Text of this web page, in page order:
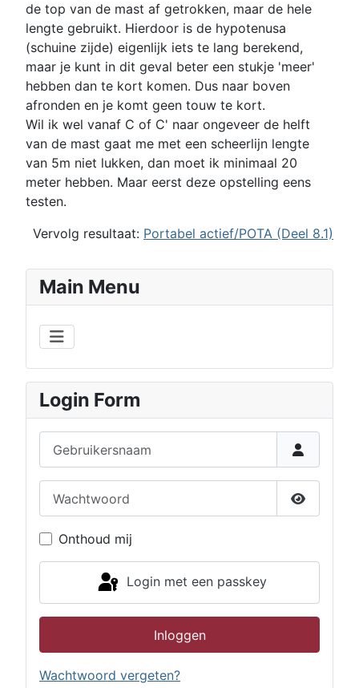
Main Menu
Login Form
Toon
Onthoud mij
Login met een passkey
Inloggen
Wachtwoord vergeten?
de top van de mast af getrokken, maar de hele
lengte gebruikt. Hierdoor is de hypotenusa
(schuine zijde) eigenlijk iets te lang berekend,
maar je kunt in dit geval beter een stukje 'meer'
hebben dan te kort komen. Dus naar boven
afronden en je komt geen touw te kort.
Wil ik wel vanaf C of C' naar ongeveer de helft
van de mast gaat me met een scheerlijn lengte
van 5m niet lukken, dan moet ik minimaal 20
meter hebben. Maar eerst deze opstelling eens
testen.
Vervolg resultaat: Portabel actief/POTA (Deel 8.1)